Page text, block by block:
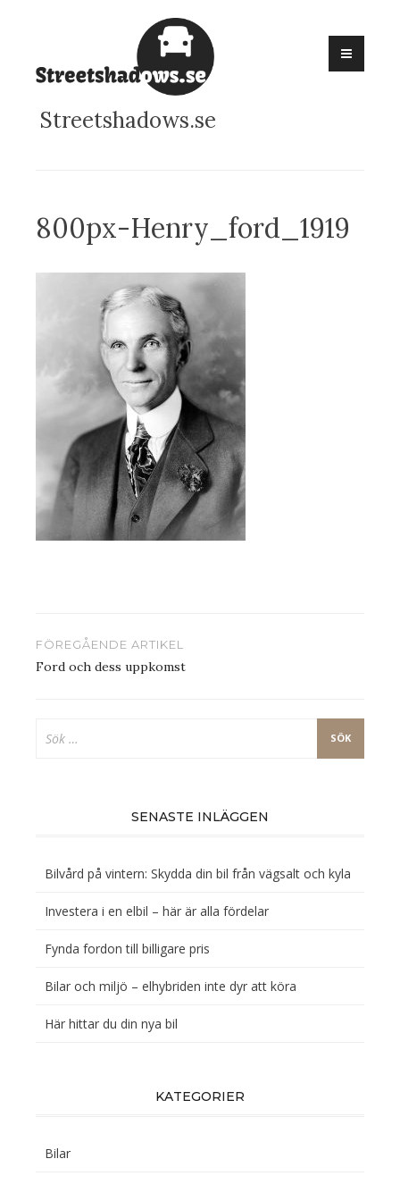
content
Streetshadows.se
800px-Henry_ford_1919
Inläggsnavigering
FÖREGÅENDE ARTIKEL
Ford och dess uppkomst
efter:
SENASTE INLÄGGEN
Bilvård på vintern: Skydda din bil från vägsalt och kyla
Investera i en elbil – här är alla fördelar
Fynda fordon till billigare pris
Bilar och miljö – elhybriden inte dyr att köra
Här hittar du din nya bil
KATEGORIER
Bilar